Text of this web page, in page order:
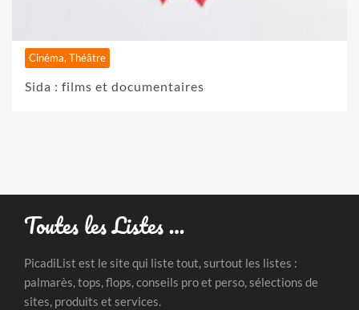
Cinéma, Théâtre
Sida : films et documentaires
Toutes les Listes …
PicadiList est le site qui liste tout, surtout les listes :
palmarès, tops, flops, conseils pro et perso, sélections de
sites, produits et services.